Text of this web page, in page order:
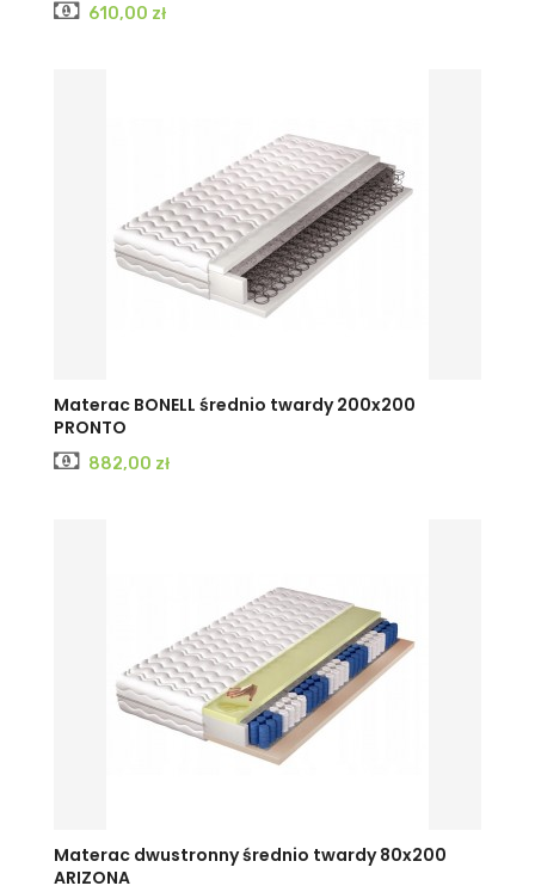
Cena
610,00 zł
Materac BONELL średnio twardy 200x200
PRONTO
Cena
882,00 zł
Materac dwustronny średnio twardy 80x200
ARIZONA